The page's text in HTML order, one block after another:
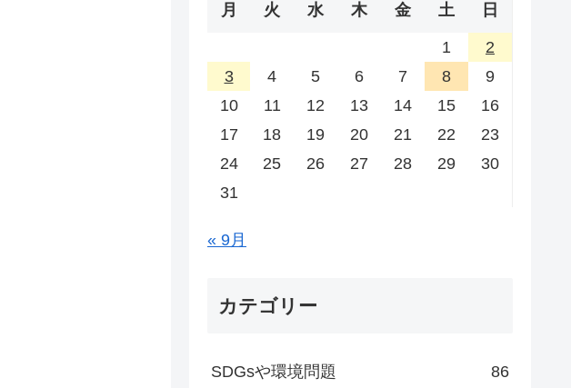
月 火 水 木 金 土 日
1
2
3
4 5 6 7 8
9
10
11 12 13 14 15
16
17
18 19 20 21 22
23
24
25 26 27 28 29
30
31
« 9月
カテゴリー
SDGsや環境問題 86